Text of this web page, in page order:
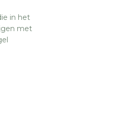
in het
met